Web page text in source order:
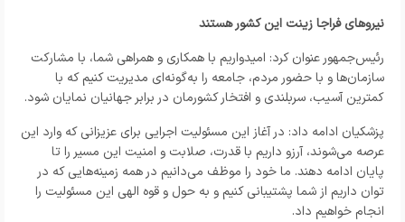
نیروهای فراجا زینت این کشور هستند
رئیس‌جمهور عنوان کرد: امیدواریم با همکاری و همراهی شما، با مشارکت
سازمان‌ها و با حضور مردم، جامعه را به‌گونه‌ای مدیریت کنیم که با
کمترین آسیب، سربلندی و افتخار کشورمان در برابر جهانیان نمایان شود.
پزشکیان ادامه داد: در آغاز این مسئولیت اجرایی برای عزیزانی که وارد این
عرصه می‌شوند، آرزو داریم با قدرت، صلابت و امنیت این مسیر را تا
پایان ادامه دهند. ما خود را موظف می‌دانیم در همه زمینه‌هایی که در
توان داریم از شما پشتیبانی کنیم و به حول و قوه الهی این مسئولیت را
انجام خواهیم داد.